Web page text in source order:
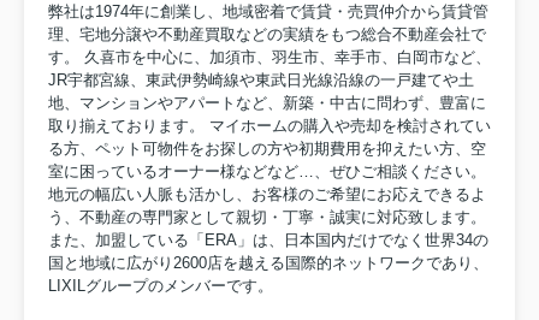
弊社は1974年に創業し、地域密着で賃貸・売買仲介から賃貸管
理、宅地分譲や不動産買取などの実績をもつ総合不動産会社で
す。 久喜市を中心に、加須市、羽生市、幸手市、白岡市など、
JR宇都宮線、東武伊勢崎線や東武日光線沿線の一戸建てや土
地、マンションやアパートなど、新築・中古に問わず、豊富に
取り揃えております。 マイホームの購入や売却を検討されてい
る方、ペット可物件をお探しの方や初期費用を抑えたい方、空
室に困っているオーナー様などなど…、ぜひご相談ください。
地元の幅広い人脈も活かし、お客様のご希望にお応えできるよ
う、不動産の専門家として親切・丁寧・誠実に対応致します。
また、加盟している「ERA」は、日本国内だけでなく世界34の
国と地域に広がり2600店を越える国際的ネットワークであり、
LIXILグループのメンバーです。